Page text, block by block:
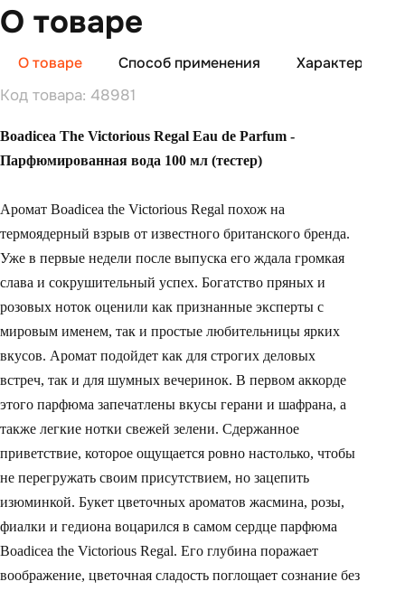
О товаре
О товаре Способ применения
Код товара: 48981
Boadicea The Victorious Regal Eau de Parfum -
Парфюмированная вода 100 мл (тестер)
Аромат Boadicea the Victorious Regal похож на
термоядерный взрыв от известного британского бренда.
Уже в первые недели после выпуска его ждала громкая
слава и сокрушительный успех. Богатство пряных и
розовых ноток оценили как признанные эксперты с
мировым именем, так и простые любительницы ярких
вкусов. Аромат подойдет как для строгих деловых
встреч, так и для шумных вечеринок. В первом аккорде
этого парфюма запечатлены вкусы герани и шафрана, а
также легкие нотки свежей зелени. Сдержанное
приветствие, которое ощущается ровно настолько, чтобы
не перегружать своим присутствием, но зацепить
изюминкой. Букет цветочных ароматов жасмина, розы,
фиалки и гедиона воцарился в самом сердце парфюма
Boadicea the Victorious Regal. Его глубина поражает
воображение, цветочная сладость поглощает сознание без